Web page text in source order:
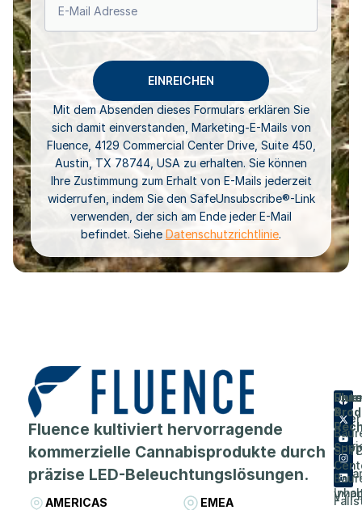
Mit dem Absenden dieses Formulars erklären Sie
sich damit einverstanden, Marketing-E-Mails von
Fluence, 4129 Commercial Center Drive, Suite 450,
Austin, TX 78744, USA zu erhalten. Sie können
Ihre Zustimmung zum Erhalt von E-Mails jederzeit
widerrufen, indem Sie den SafeUnsubscribe®-Link
verwenden, der sich am Ende jeder E-Mail
befindet. Siehe Datenschutzrichtlinie.
Fluence kultiviert hervorragende
kommerzielle Cannabisprodukte durch
präzise LED-Beleuchtungslösungen.
AMERICAS
EMEA
Über
&